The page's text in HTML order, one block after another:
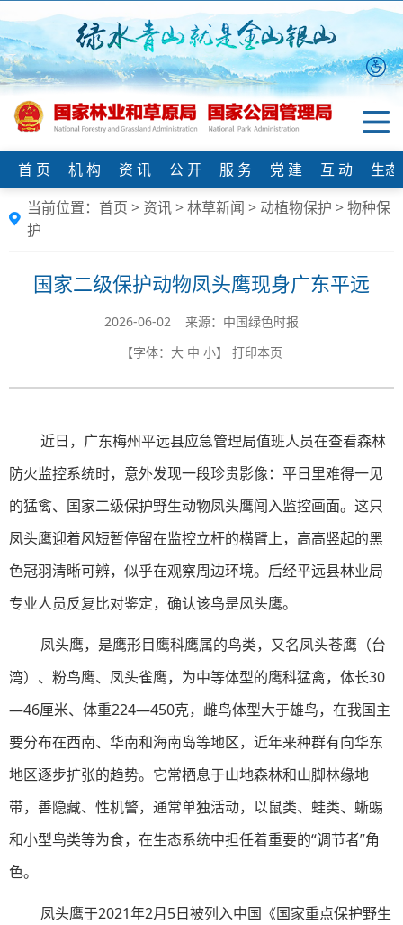
首 页 机 构 资 讯 公 开 服 务 党 建 互 动
生
当前位置： 首页 > 资讯>林草新闻 > 动植物保护 >物种保
护
国家二级保护动物凤头鹰现身广东平远
2026-06-02 来源：中国绿色时报
【字体： 大 中 小】 打印本页
近日，广东梅州平远县应急管理局值班人员在查看森林
防火监控系统时，意外发现一段珍贵影像：平日里难得一见
的猛禽、国家二级保护野生动物凤头鹰闯入监控画面。这只
凤头鹰迎着风短暂停留在监控立杆的横臂上，高高竖起的黑
色冠羽清晰可辨，似乎在观察周边环境。后经平远县林业局
专业人员反复比对鉴定，确认该鸟是凤头鹰。
凤头鹰，是鹰形目鹰科鹰属的鸟类，又名凤头苍鹰（台
湾）、粉鸟鹰、凤头雀鹰，为中等体型的鹰科猛禽，体长30
—46厘米、体重224—450克，雌鸟体型大于雄鸟，在我国主
要分布在西南、华南和海南岛等地区，近年来种群有向华东
地区逐步扩张的趋势。它常栖息于山地森林和山脚林缘地
带，善隐藏、性机警，通常单独活动，以鼠类、蛙类、蜥蜴
和小型鸟类等为食，在生态系统中担任着重要的“调节者”角
色。
凤头鹰于2021年2月5日被列入中国《国家重点保护野生